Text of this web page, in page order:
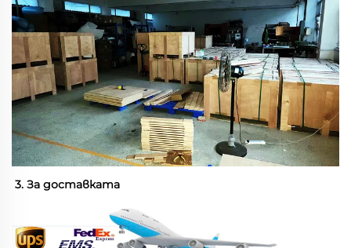
3. За доставката